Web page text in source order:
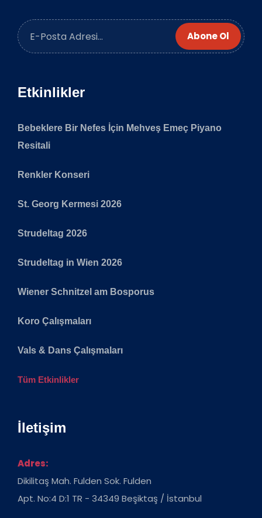
Abone Ol
Etkinlikler
Bebeklere Bir Nefes İçin Mehveş Emeç Piyano
Resitali
Renkler Konseri
St. Georg Kermesi 2026
Strudeltag 2026
Strudeltag in Wien 2026
Wiener Schnitzel am Bosporus
Koro Çalışmaları
Vals & Dans Çalışmaları
Tüm Etkinlikler
İletişim
Adres:
Dikilitaş Mah. Fulden Sok. Fulden
Apt. No:4 D:1 TR - 34349 Beşiktaş / İstanbul